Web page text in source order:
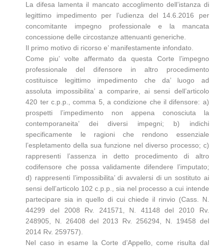
La difesa lamenta il mancato accoglimento dell’istanza di
legittimo impedimento per l’udienza del 14.6.2016 per
concomitante impegno professionale e la mancata
concessione delle circostanze attenuanti generiche.
Il primo motivo di ricorso e’ manifestamente infondato.
Come piu’ volte affermato da questa Corte l’impegno
professionale del difensore in altro procedimento
costituisce legittimo impedimento che da’ luogo ad
assoluta impossibilita’ a comparire, ai sensi dell’articolo
420 ter c.p.p., comma 5, a condizione che il difensore: a)
prospetti l’impedimento non appena conosciuta la
contemporaneita’ dei diversi impegni; b) indichi
specificamente le ragioni che rendono essenziale
l’espletamento della sua funzione nel diverso processo; c)
rappresenti l’assenza in detto procedimento di altro
codifensore che possa validamente difendere l’imputato;
d) rappresenti l’impossibilita’ di avvalersi di un sostituto ai
sensi dell’articolo 102 c.p.p., sia nel processo a cui intende
partecipare sia in quello di cui chiede il rinvio (Cass. N.
44299 del 2008 Rv. 241571, N. 41148 del 2010 Rv.
248905, N. 26408 del 2013 Rv. 256294, N. 19458 del
2014 Rv. 259757).
Nel caso in esame la Corte d’Appello, come risulta dal